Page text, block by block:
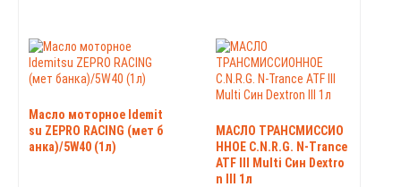
Масло моторное Idemit
su ZEPRO RACING (мет б
анка)/5W40 (1л)
МАСЛО ТРАНСМИССИО
ННОЕ C.N.R.G. N-Trance
ATF III Multi Син Dextro
n III 1л